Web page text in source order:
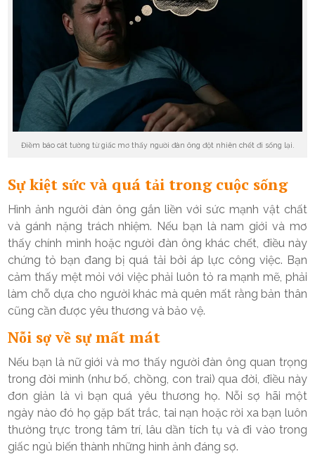
Điềm báo cát tường từ giấc mơ thấy người đàn ông đột nhiên chết đi sống lại.
Sự kiệt sức và quá tải trong cuộc sống
Hình ảnh người đàn ông gắn liền với sức mạnh vật chất
và gánh nặng trách nhiệm. Nếu bạn là nam giới và mơ
thấy chính mình hoặc người đàn ông khác chết, điều này
chứng tỏ bạn đang bị quá tải bởi áp lực công việc. Bạn
cảm thấy mệt mỏi với việc phải luôn tỏ ra mạnh mẽ, phải
làm chỗ dựa cho người khác mà quên mất rằng bản thân
cũng cần được yêu thương và bảo vệ.
Nỗi sợ về sự mất mát
Nếu bạn là nữ giới và mơ thấy người đàn ông quan trọng
trong đời mình (như bố, chồng, con trai) qua đời, điều này
đơn giản là vì bạn quá yêu thương họ. Nỗi sợ hãi một
ngày nào đó họ gặp bất trắc, tai nạn hoặc rời xa bạn luôn
thường trực trong tâm trí, lâu dần tích tụ và đi vào trong
giấc ngủ biến thành những hình ảnh đáng sợ.